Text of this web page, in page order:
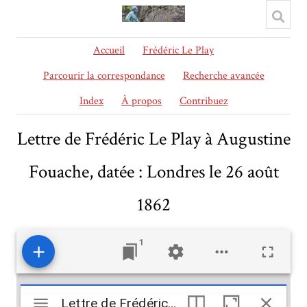
Accueil
Frédéric Le Play
Parcourir la correspondance
Recherche avancée
Index
À propos Contribuez
Lettre de Frédéric Le Play à Augustine
Fouache, datée : Londres le 26 août
1862
1
Mirador
Lettre de Frédéric Le Play à Augustine Fouache, datée : Londres le 26 août 1862